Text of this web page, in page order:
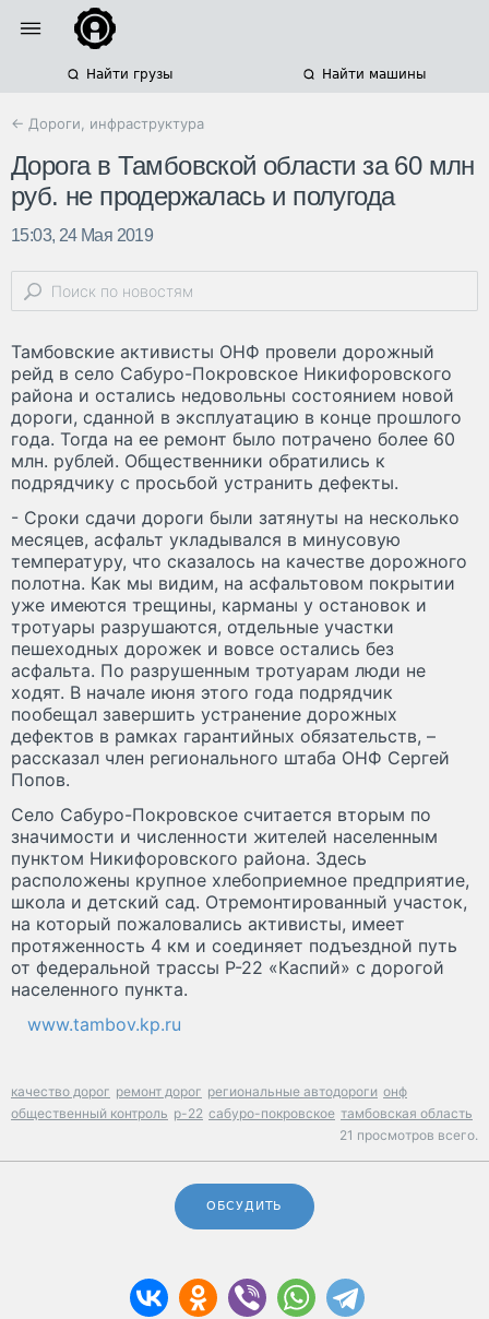
Найти грузы Найти машины
← Дороги, инфраструктура
Дорога в Тамбовской области за 60 млн
руб. не продержалась и полугода
15:03, 24 Мая 2019
Тамбовские активисты ОНФ провели дорожный
рейд в село Сабуро-Покровское Никифоровского
района и остались недовольны состоянием новой
дороги, сданной в эксплуатацию в конце прошлого
года. Тогда на ее ремонт было потрачено более 60
млн. рублей. Общественники обратились к
подрядчику с просьбой устранить дефекты.
- Сроки сдачи дороги были затянуты на несколько
месяцев, асфальт укладывался в минусовую
температуру, что сказалось на качестве дорожного
полотна. Как мы видим, на асфальтовом покрытии
уже имеются трещины, карманы у остановок и
тротуары разрушаются, отдельные участки
пешеходных дорожек и вовсе остались без
асфальта. По разрушенным тротуарам люди не
ходят. В начале июня этого года подрядчик
пообещал завершить устранение дорожных
дефектов в рамках гарантийных обязательств, –
рассказал член регионального штаба ОНФ Сергей
Попов.
Село Сабуро-Покровское считается вторым по
значимости и численности жителей населенным
пунктом Никифоровского района. Здесь
расположены крупное хлебоприемное предприятие,
школа и детский сад. Отремонтированный участок,
на который пожаловались активисты, имеет
протяженность 4 км и соединяет подъездной путь
от федеральной трассы Р-22 «Каспий» с дорогой
населенного пункта.
www.tambov.kp.ru
качество дорог ремонт дорог региональные автодороги онф
общественный контроль р-22 сабуро-покровское тамбовская область
21 просмотров всего.
ОБСУДИТЬ